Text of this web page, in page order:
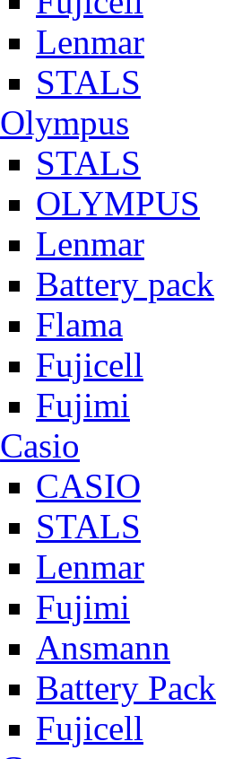
Lenmar
STALS
Olympus
STALS
OLYMPUS
Lenmar
Battery pack
Flama
Fujicell
Fujimi
Casio
CASIO
STALS
Lenmar
Fujimi
Ansmann
Battery Pack
Fujicell